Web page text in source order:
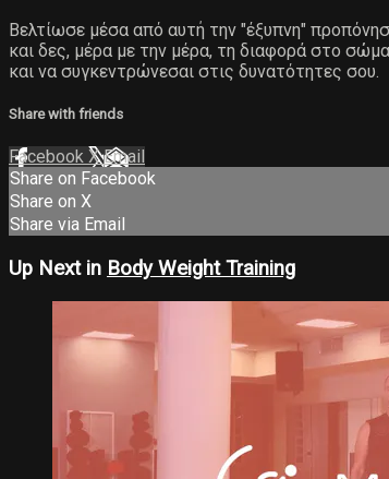
Βελτίωσε μέσα από αυτή την "έξυπνη"
και δες, μέρα με την μέρα, τη διαφορά στο
και να συγκεντρώνεσαι στις δυνατότητες σου.
Share with friends
Facebook XEmail
Share on Facebook
Share on X
Share via Email
Up Next in Body Weight Training